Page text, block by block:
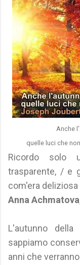
Anche
quelle luci che
Ricordo solo
trasparente, / e
com'era
Anna Achmatova
L'autunno
sappiamo
anni che